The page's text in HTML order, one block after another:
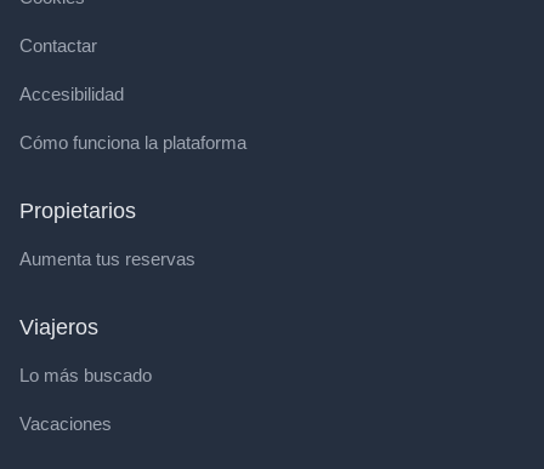
Contactar
Accesibilidad
Cómo funciona la plataforma
Propietarios
Aumenta tus reservas
Viajeros
Lo más buscado
Vacaciones